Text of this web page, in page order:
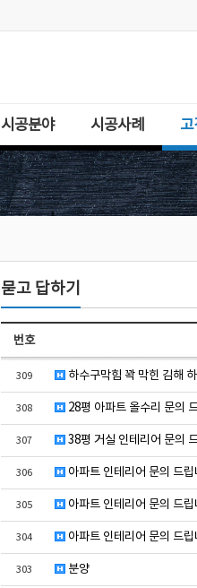
시공분야 시공사례
묻고 답하기
번호
309 하수구막힘 꽉 막힌 김해
308 28평 아파트 올수리 문의
307 38평 거실 인테리어 문의
306 아파트 인테리어 문의 드립
305 아파트 인테리어 문의 드립
304 아파트 인테리어 문의 드립
303 분양